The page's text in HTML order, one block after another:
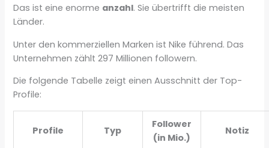
Das ist eine enorme anzahl. Sie übertrifft die meisten
Länder.
Unter den kommerziellen Marken ist Nike führend. Das
Unternehmen zählt 297 Millionen followern.
Die folgende Tabelle zeigt einen Ausschnitt der Top-
Profile:
Profile Typ
Follower
(in Mio.)
Notiz